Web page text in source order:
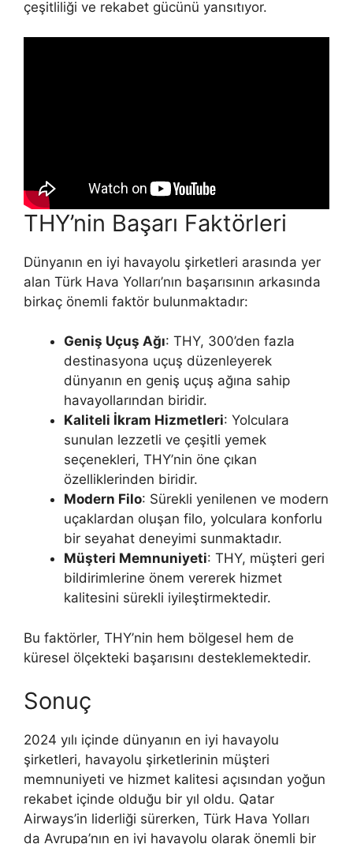
çeşitliliği ve rekabet gücünü yansıtıyor.
THY’nin Başarı Faktörleri
Dünyanın en iyi havayolu şirketleri arasında yer
alan Türk Hava Yolları’nın başarısının arkasında
birkaç önemli faktör bulunmaktadır:
Geniş Uçuş Ağı: THY, 300’den fazla
destinasyona uçuş düzenleyerek
dünyanın en geniş uçuş ağına sahip
havayollarından biridir.
Kaliteli İkram Hizmetleri: Yolculara
sunulan lezzetli ve çeşitli yemek
seçenekleri, THY’nin öne çıkan
özelliklerinden biridir.
Modern Filo: Sürekli yenilenen ve modern
uçaklardan oluşan filo, yolculara konforlu
bir seyahat deneyimi sunmaktadır.
Müşteri Memnuniyeti: THY, müşteri geri
bildirimlerine önem vererek hizmet
kalitesini sürekli iyileştirmektedir.
Bu faktörler, THY’nin hem bölgesel hem de
küresel ölçekteki başarısını desteklemektedir.
Sonuç
2024 yılı içinde dünyanın en iyi havayolu
şirketleri, havayolu şirketlerinin müşteri
memnuniyeti ve hizmet kalitesi açısından yoğun
rekabet içinde olduğu bir yıl oldu. Qatar
Airways’in liderliği sürerken, Türk Hava Yolları
da Avrupa’nın en iyi havayolu olarak önemli bir